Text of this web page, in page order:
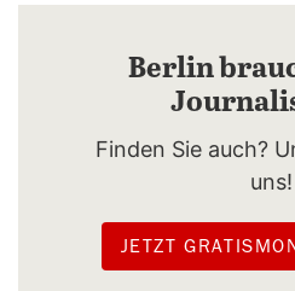
Berlin
Finden Sie auch?
uns!
JETZT